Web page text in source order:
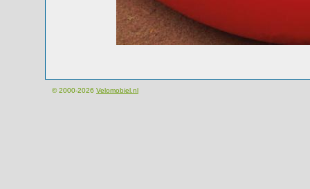
© 2000-2026 Velomobiel.nl